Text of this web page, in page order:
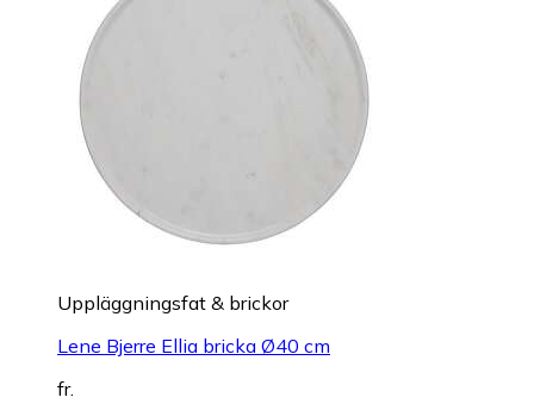
Uppläggningsfat & brickor
Lene Bjerre Ellia bricka Ø40 cm
fr.